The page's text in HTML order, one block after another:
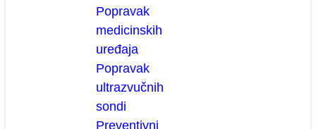
Popravak
medicinskih
uređaja
Popravak
ultrazvučnih
sondi
Preventivni